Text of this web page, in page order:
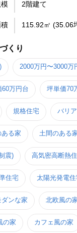
2階建て
115.92㎡ (35.06
くり
2000万円〜3000万
60万円台 坪単価70
規格住宅 バリ
る家 土間のある
震) 高気密高断熱
住宅 太陽光発電
ダンな家 北欧風の
の家 カフェ風の家